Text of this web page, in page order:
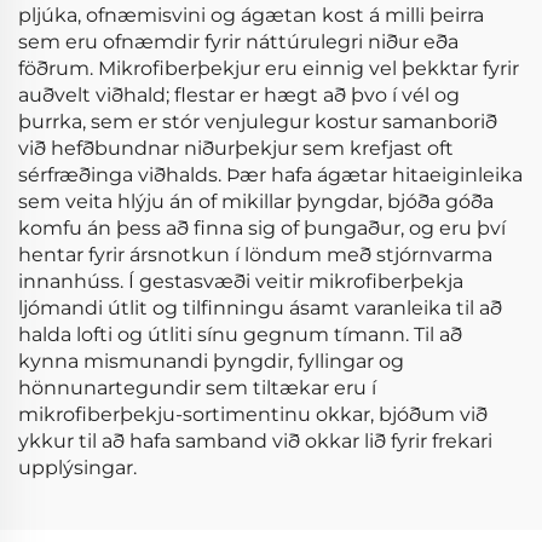
pljúka, ofnæmisvini og ágætan kost á milli þeirra
sem eru ofnæmdir fyrir náttúrulegri niður eða
föðrum. Mikrofiberþekjur eru einnig vel þekktar fyrir
auðvelt viðhald; flestar er hægt að þvo í vél og
þurrka, sem er stór venjulegur kostur samanborið
við hefðbundnar niðurþekjur sem krefjast oft
sérfræðinga viðhalds. Þær hafa ágætar hitaeiginleika
sem veita hlýju án of mikillar þyngdar, bjóða góða
komfu án þess að finna sig of þungaður, og eru því
hentar fyrir ársnotkun í löndum með stjórnvarma
innanhúss. Í gestasvæði veitir mikrofiberþekja
ljómandi útlit og tilfinningu ásamt varanleika til að
halda lofti og útliti sínu gegnum tímann. Til að
kynna mismunandi þyngdir, fyllingar og
hönnunartegundir sem tiltækar eru í
mikrofiberþekju-sortimentinu okkar, bjóðum við
ykkur til að hafa samband við okkar lið fyrir frekari
upplýsingar.